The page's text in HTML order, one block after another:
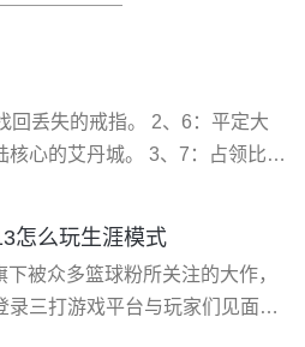
回丢失的戒指。 2、6：平定大
核心的艾丹城。 3、7：占领比
。 5、9：夺回科洛普：夺回被
6、10：攻占帕普尼利：攻占位
7、支线任务内有些后续任务没
了打开任务的前提任务是什么
怎么玩生涯模式
被众多篮球粉所关注的大作，
三打游戏平台与玩家们见面。